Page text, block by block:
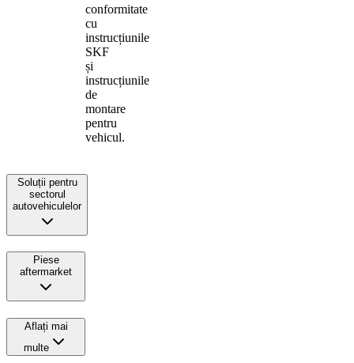
conformitate
cu
instrucțiunile
SKF
și
instrucțiunile
de
montare
pentru
vehicul.
Soluții pentru
sectorul
autovehiculelor
Piese
aftermarket
Aflați mai
multe